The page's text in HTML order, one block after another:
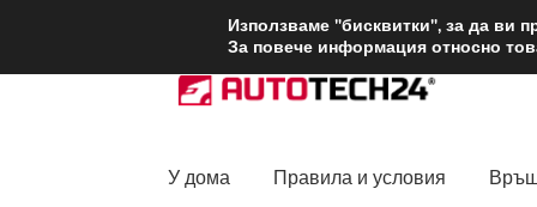
ДОСТАВКА от
Skip
to
Skip
to
У дома
Правила и условия
Използваме "бисквитки", за да ви
За повече информация относно